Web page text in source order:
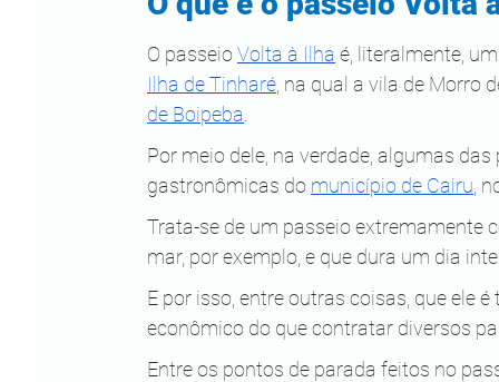
O passeio Volta à Ilha é, literalmente,
Ilha de Tinharé , na qual a vila de Morro
de Boipeba
Por meio dele, na verdade, algumas
gastronômicas do município de Cairu ,
Trata-se de um passeio extremamente
mar, por exemplo, e que dura um dia
E por isso, entre outras coisas, que ele
econômico do que contratar diversos
Entre os pontos de parada feitos no